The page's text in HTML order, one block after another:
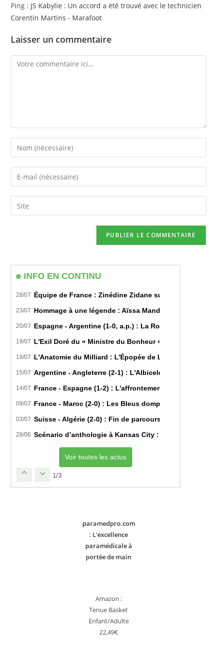
INFO EN CONTINU
28/07 Équipe de France : Zinédine Zidane succède
23/07 Hommage à une légende : Aïssa Mandi tire sa
20/07 Espagne - Argentine (1-0, a.p.) : La Roja sur le toit
19/07 L'Exil Doré du « Ministre du Bonheur » : Dans les
19/07 L'Anatomie du Milliard : L'Épopée de Lamine Yamal du
15/07 Argentine - Angleterre (2-1) : L'Albiceleste renverse
14/07 France - Espagne (1-2) : L'affrontement tactique
09/07 France - Maroc (2-0) : Les Bleus domptent les Lions
03/07 Suisse - Algérie (2-0) : Fin de parcours pour les
28/06 Scénario d’anthologie à Kansas City : L’Algérie
Voir toutes les actus
1/3
paramedpro.com
: L'excellence
paramédicale à
portée de main
Amazon :
Tenue Basket
Enfant/Adulte
22,49€
Ping : JS Kabylie : Un accord a été trouvé avec le technicien
Corentin Martins - Marafoot
Laisser un commentaire
Comment
Enter
your
name
comment
Enter
your
email
address
Saisir
l’URL